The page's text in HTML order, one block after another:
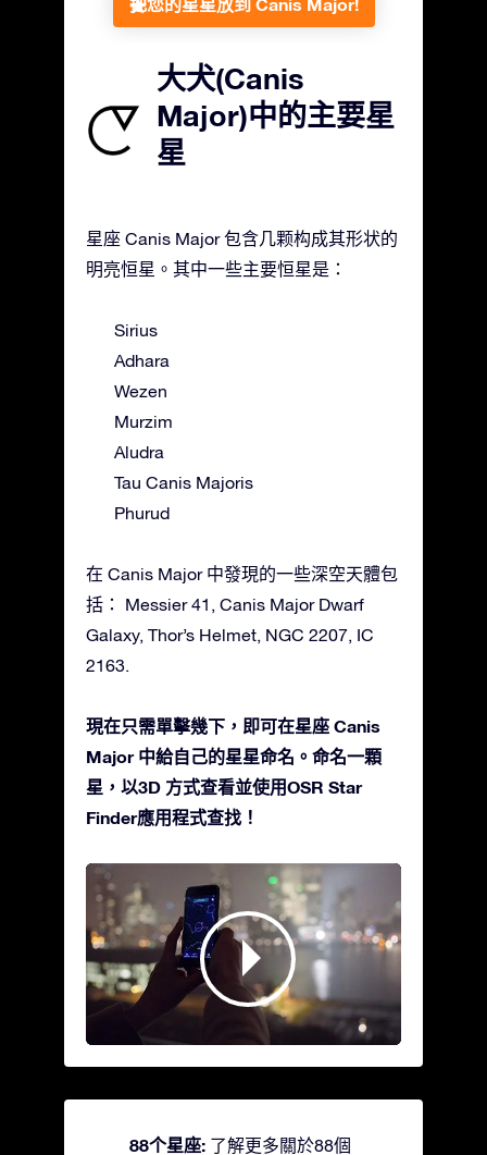
把您的星星放到 Canis Major!
大犬(Canis
Major)中的主要星
星
星座 Canis Major 包含几颗构成其形状的
明亮恒星。其中一些主要恒星是：
Sirius
Adhara
Wezen
Murzim
Aludra
Tau Canis Majoris
Phurud
在 Canis Major 中發現的一些深空天體包
括： Messier 41, Canis Major Dwarf
Galaxy, Thor’s Helmet, NGC 2207, IC
2163.
現在只需單擊幾下，即可在星座 Canis
Major 中給自己的星星命名。命名一顆
星，以3D 方式查看並使用OSR Star
Finder應用程式查找！
88个星座: 了解更多關於88個